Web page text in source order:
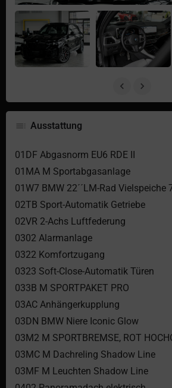
Ausstattung
01DF Abgasnorm EU6 RDE II
01MA M Sportabgasanlage
01W7 BMW 22´´LM-Rad Vielspeiche
02TB Sport-Automatik Getriebe
02VR 2-Achs Luftfederung
0302 Alarmanlage
0322 Komfortzugang
0323 Soft-Close-Automatik Türen
033B M SPORTPAKET PRO
03AC Anhängerkupplung
03DN BMW Niere Iconic Glow
03M2 M SPORTBREMSE, ROT
03MC M Dachreling Shadow Line
03MF M Leuchten Shadow Line